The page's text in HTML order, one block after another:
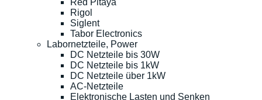
Red Pitaya
Rigol
Siglent
Tabor Electronics
Labornetzteile, Power
DC Netzteile bis 30W
DC Netzteile bis 1kW
DC Netzteile über 1kW
AC-Netzteile
Elektronische Lasten und Senken